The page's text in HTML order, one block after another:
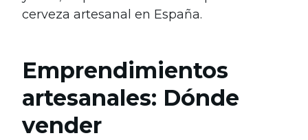
cerveza artesanal en España.
Emprendimientos
artesanales: Dónde
vender